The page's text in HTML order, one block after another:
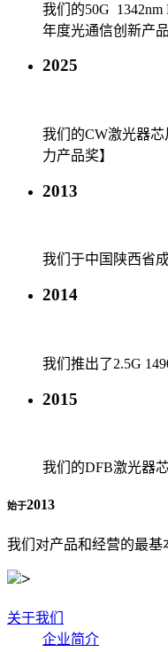
我们的50G
年度光通信创新产品
2025
我们的CW激光器
力产品奖】
2013
我们于中国陕西省成
2014
我们推出了2.5G
2015
我们的DFB激光器
始于2013
我们对产品和经营的最基
关于我们
企业简介